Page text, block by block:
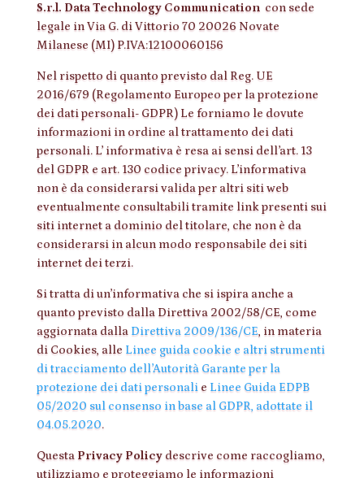
S.r.l. Data Technology Communicationcon sede
legale in Via G. di Vittorio 70 20026 Novate
Milanese (MI) P.IVA:12100060156
Nel rispetto di quanto previsto dal Reg. UE
2016/679 (Regolamento Europeo per la protezione
dei dati personali- GDPR) Le forniamo le dovute
informazioni in ordine al trattamento dei dati
personali. L’ informativa è resa ai sensi dell’art. 13
del GDPR e art. 130 codice privacy. L’informativa
non è da considerarsi valida per altri siti web
eventualmente consultabili tramite link presenti sui
siti internet a dominio del titolare, che non è da
considerarsi in alcun modo responsabile dei siti
internet dei terzi.
Si tratta di un’informativa che si ispira anche a
quanto previsto dalla Direttiva 2002/58/CE, come
aggiornata dalla Direttiva 2009/136/CE, in materia
di Cookies, alle Linee guida cookie e altri strumenti
di tracciamento dell’Autorità Garante per la
protezione dei dati personali e Linee Guida EDPB
05/2020 sul consenso in base al GDPR, adottate il
04.05.2020.
Questa Privacy Policydescrive come raccogliamo,
utilizziamo e proteggiamo le informazioni